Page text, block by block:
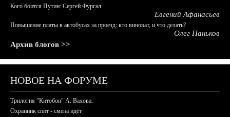
Кого боится Путин: Сергей Фургал
Евгений Афанасьев
Повышение платы в автобусах за проезд: кто виноват, и что делать?
Олег Паньков
Архив блогов >>
НОВОЕ НА ФОРУМЕ
Трилогия "Китобои" А. Вахова.
Охранник спит - смена идёт